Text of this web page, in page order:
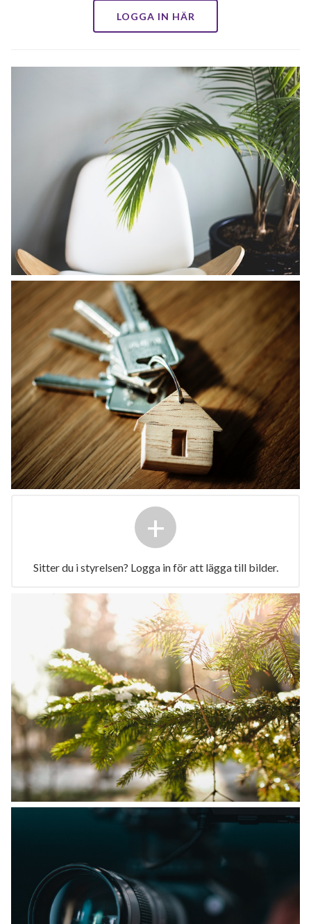
LOGGA IN HÄR
+
Sitter du i styrelsen? Logga in för att lägga till bilder.